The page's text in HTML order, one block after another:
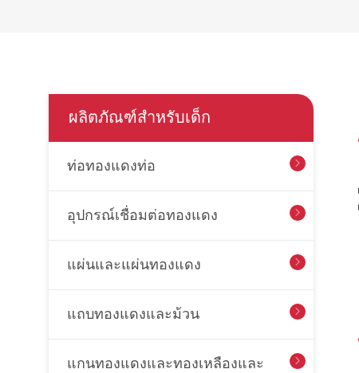
ผลิตภัณฑ์สำหรับเด็ก
ท่อทองแดงท่อ 
อุปกรณ์เชื่อมต่อทองแดง 
แผ่นและแผ่นทองแดง 
แถบทองแดงและม้วน 
แกนทองแดงและทองเหลืองและ
